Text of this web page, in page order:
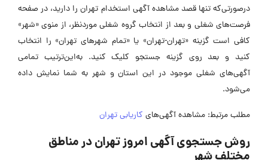
درصورتی‌که تنها قصد مشاهده آگهی استخدام تهران را دارید، در صفحه
فرصت‌های شغلی و بعد از انتخاب گروه شغلی موردنظر، از منوی «شهر»
کافی است گزینه «تهران-تهران» یا «تمام شهرهای تهران» را انتخاب
کنید و بعد روی گزینه جستجو کلیک کنید. به‌این‌ترتیب تمامی
آگهی‌های شغلی موجود در این استان و شهر به شما نمایش داده
می‌شود.
مطلب مرتبط: مشاهده آگهی‌های کاریابی تهران
روش جستجوی آگهی امروز تهران در مناطق